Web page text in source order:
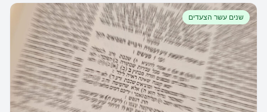
שנים עשר הצעדים